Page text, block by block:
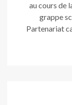
au cours de
grappe
Partenariat